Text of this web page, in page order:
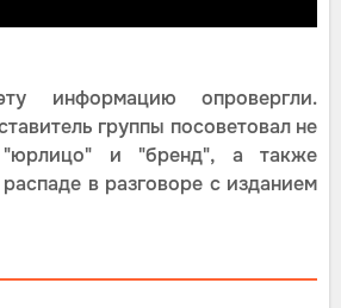
информацию опровергли.
группы посоветовал не
"юрлицо" и "бренд", а также
в разговоре с изданием